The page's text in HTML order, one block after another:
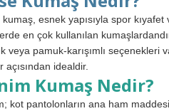
esnek yapısıyla spor kıyafet
en çok kullanılan
veya pamuk-karışımlı seçenekleri
açısından idealdir.
Kumaş Nedir?
kot pantolonların ana ham